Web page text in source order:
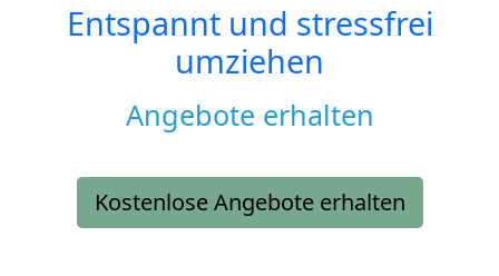
Entspannt und stressfrei
umziehen
Angebote erhalten
Kostenlose Angebote erhalten